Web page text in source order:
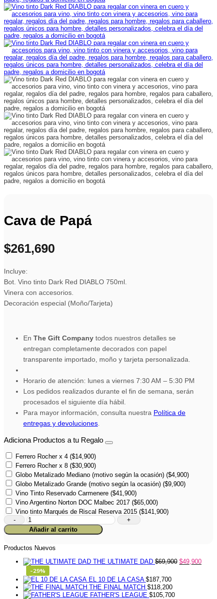
Cava de Papá
$261,690
Incluye:
Bot. Vino tinto Dark Red DIABLO 750ml.
Vinera con accesorios.
Decoración especial (Moño/Tarjeta)
En The Gift Company todos nuestros detalles se
entregan completamente decorados con papel
transparente importado, moño y tarjeta personalizada.
Horario de atención: lunes a viernes 7:30 AM – 5:30 PM
Los pedidos realizados durante el fin de semana, serán
procesados el siguiente día hábil.
Para mayor información, consulta nuestra Política de
entregas y devoluciones
Adiciona Productos a tu Regalo
Ferrero Rocher x 4 ($14,900)
Ferrero Rocher x 8 ($30,900)
Globo Metalizado Mediano (motivo según la ocasión) ($4,900)
Globo Metalizado Grande (motivo según la ocasión) ($9,900)
Vino Tinto Reservado Carmenere ($41,900)
Vino Argentino Norton DOC Malbec 2017 ($65,000)
Vino tinto Marqués de Riscal Reserva 2015 ($141,900)
Cava
de
Papá
Añadir al carrito
Productos Nuevos
THE ULTIMATE DAD $69,900 $49,900
-29%
EL 10 DE LA CASA $187,700
THE FINAL MATCH $118,200
FATHER'S LEAGUE $105,700